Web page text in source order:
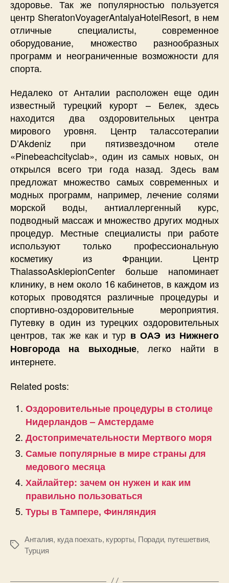
здоровье. Так же популярностью пользуется
центр SheratonVoyagerAntalyaHotelResort, в нем
отличные специалисты, современное
оборудование, множество разнообразных
программ и неограниченные возможности для
спорта.
Недалеко от Анталии расположен еще один
известный турецкий курорт – Белек, здесь
находится два оздоровительных центра
мирового уровня. Центр талассотерапии
D’Akdeniz при пятизвездочном отеле
«Pinebeachcityclab», один из самых новых, он
открылся всего три года назад. Здесь вам
предложат множество самых современных и
модных программ, например, лечение солями
морской воды, антиаллергенный курс,
подводный массаж и множество других модных
процедур. Местные специалисты при работе
используют только профессиональную
косметику из Франции. Центр
ThalassoAsklepionCenter больше напоминает
клинику, в нем около 16 кабинетов, в каждом из
которых проводятся различные процедуры и
спортивно-оздоровительные мероприятия.
Путевку в один из турецких оздоровительных
центров, так же как и тур в ОАЭ из Нижнего
Новгорода на выходные, легко найти в
интернете.
Related posts:
Оздоровительные процедуры в столице
Нидерландов – Амстердаме
Достопримечательности Мертвого моря
Самые популярные в мире страны для
медового месяца
Хайлайтер: зачем он нужен и как им
правильно пользоваться
Туры в Тампере, Финляндия
Позначки
Анталия, куда поехать, курорты, Поради, путешетвия,
Турция